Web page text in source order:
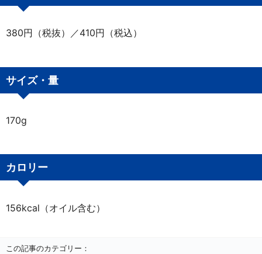
380円（税抜）／410円（税込）
サイズ・量
170g
カロリー
156kcal（オイル含む）
この記事のカテゴリー：